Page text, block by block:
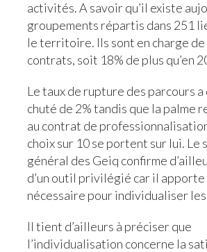
activités. A savoir qu’il existe
groupements répartis dans 251
le territoire. Ils sont en charge de
contrats, soit 18% de plus qu’en
Le taux de rupture des parcours a
chuté de 2% tandis que la palme
au contrat de
choix sur 10 se portent sur lui. Le
général des Geiq confirme
d’un outil privilégié car il apporte
nécessaire pour individualiser
Il tient d’ailleurs à préciser que
l’individualisation concerne la